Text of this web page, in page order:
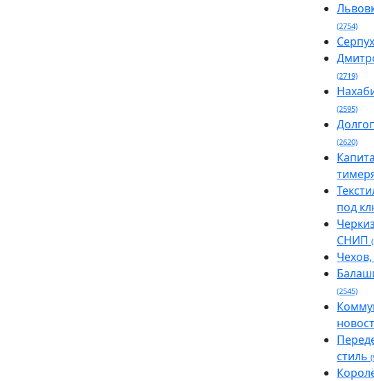
(2754)
(2719)
(2595)
(2620)
под
СНИП
(2545)
стиль